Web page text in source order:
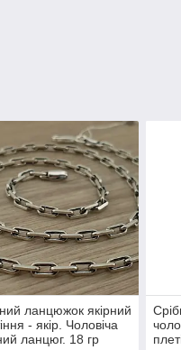
ланцюжок якірний
- якір. Чоловіча
ланцюг. 18 гр